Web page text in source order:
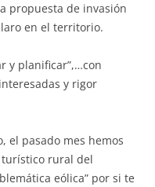
propuesta de invasión
en el territorio.
y planificar”,…con
y rigor
el pasado mes hemos
turístico rural del
eólica” por si te